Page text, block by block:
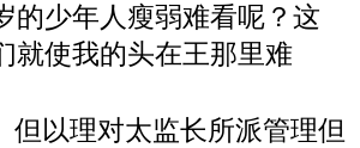
的少年人瘦弱难看呢？这
就使我的头在王那里难
但以理对太监长所派管理但